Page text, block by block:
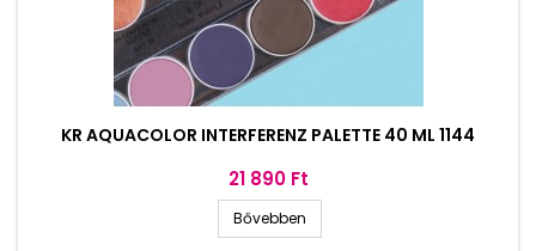
KR AQUACOLOR INTERFERENZ PALETTE 40 ML 1144
Ár
21 890 Ft
Bővebben